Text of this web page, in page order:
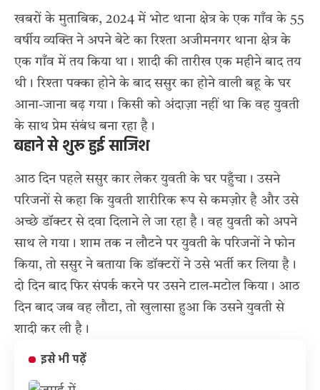
खबरों के मुताबिक, 2024 में भोट थाना क्षेत्र के एक गाँव के 55
वर्षीय व्यक्ति ने अपने बेटे का रिश्ता अजीमनगर थाना क्षेत्र के
एक गाँव में तय किया था। शादी की तारीख एक महीने बाद तय
थी। रिश्ता पक्का होने के बाद ससुर का होने वाली बहू के घर
आना-जाना बढ़ गया। किसी को अंदाज़ा नहीं था कि वह युवती
के साथ प्रेम संबंध बना रहा है।
बहाने से शुरू हुई साजिश
आठ दिन पहले ससुर कार लेकर युवती के घर पहुँचा। उसने
परिजनों से कहा कि युवती शारीरिक रूप से कमज़ोर है और उसे
अच्छे डॉक्टर से दवा दिलाने ले जा रहा है। वह युवती को अपने
साथ ले गया। शाम तक न लौटने पर युवती के परिजनों ने फोन
किया, तो ससुर ने बताया कि डॉक्टरों ने उसे भर्ती कर लिया है।
दो दिन बाद फिर संपर्क करने पर उसने टाल-मटोल किया। आठ
दिन बाद जब वह लौटा, तो खुलासा हुआ कि उसने युवती से
शादी कर ली है।
इसे भी पढ़ें